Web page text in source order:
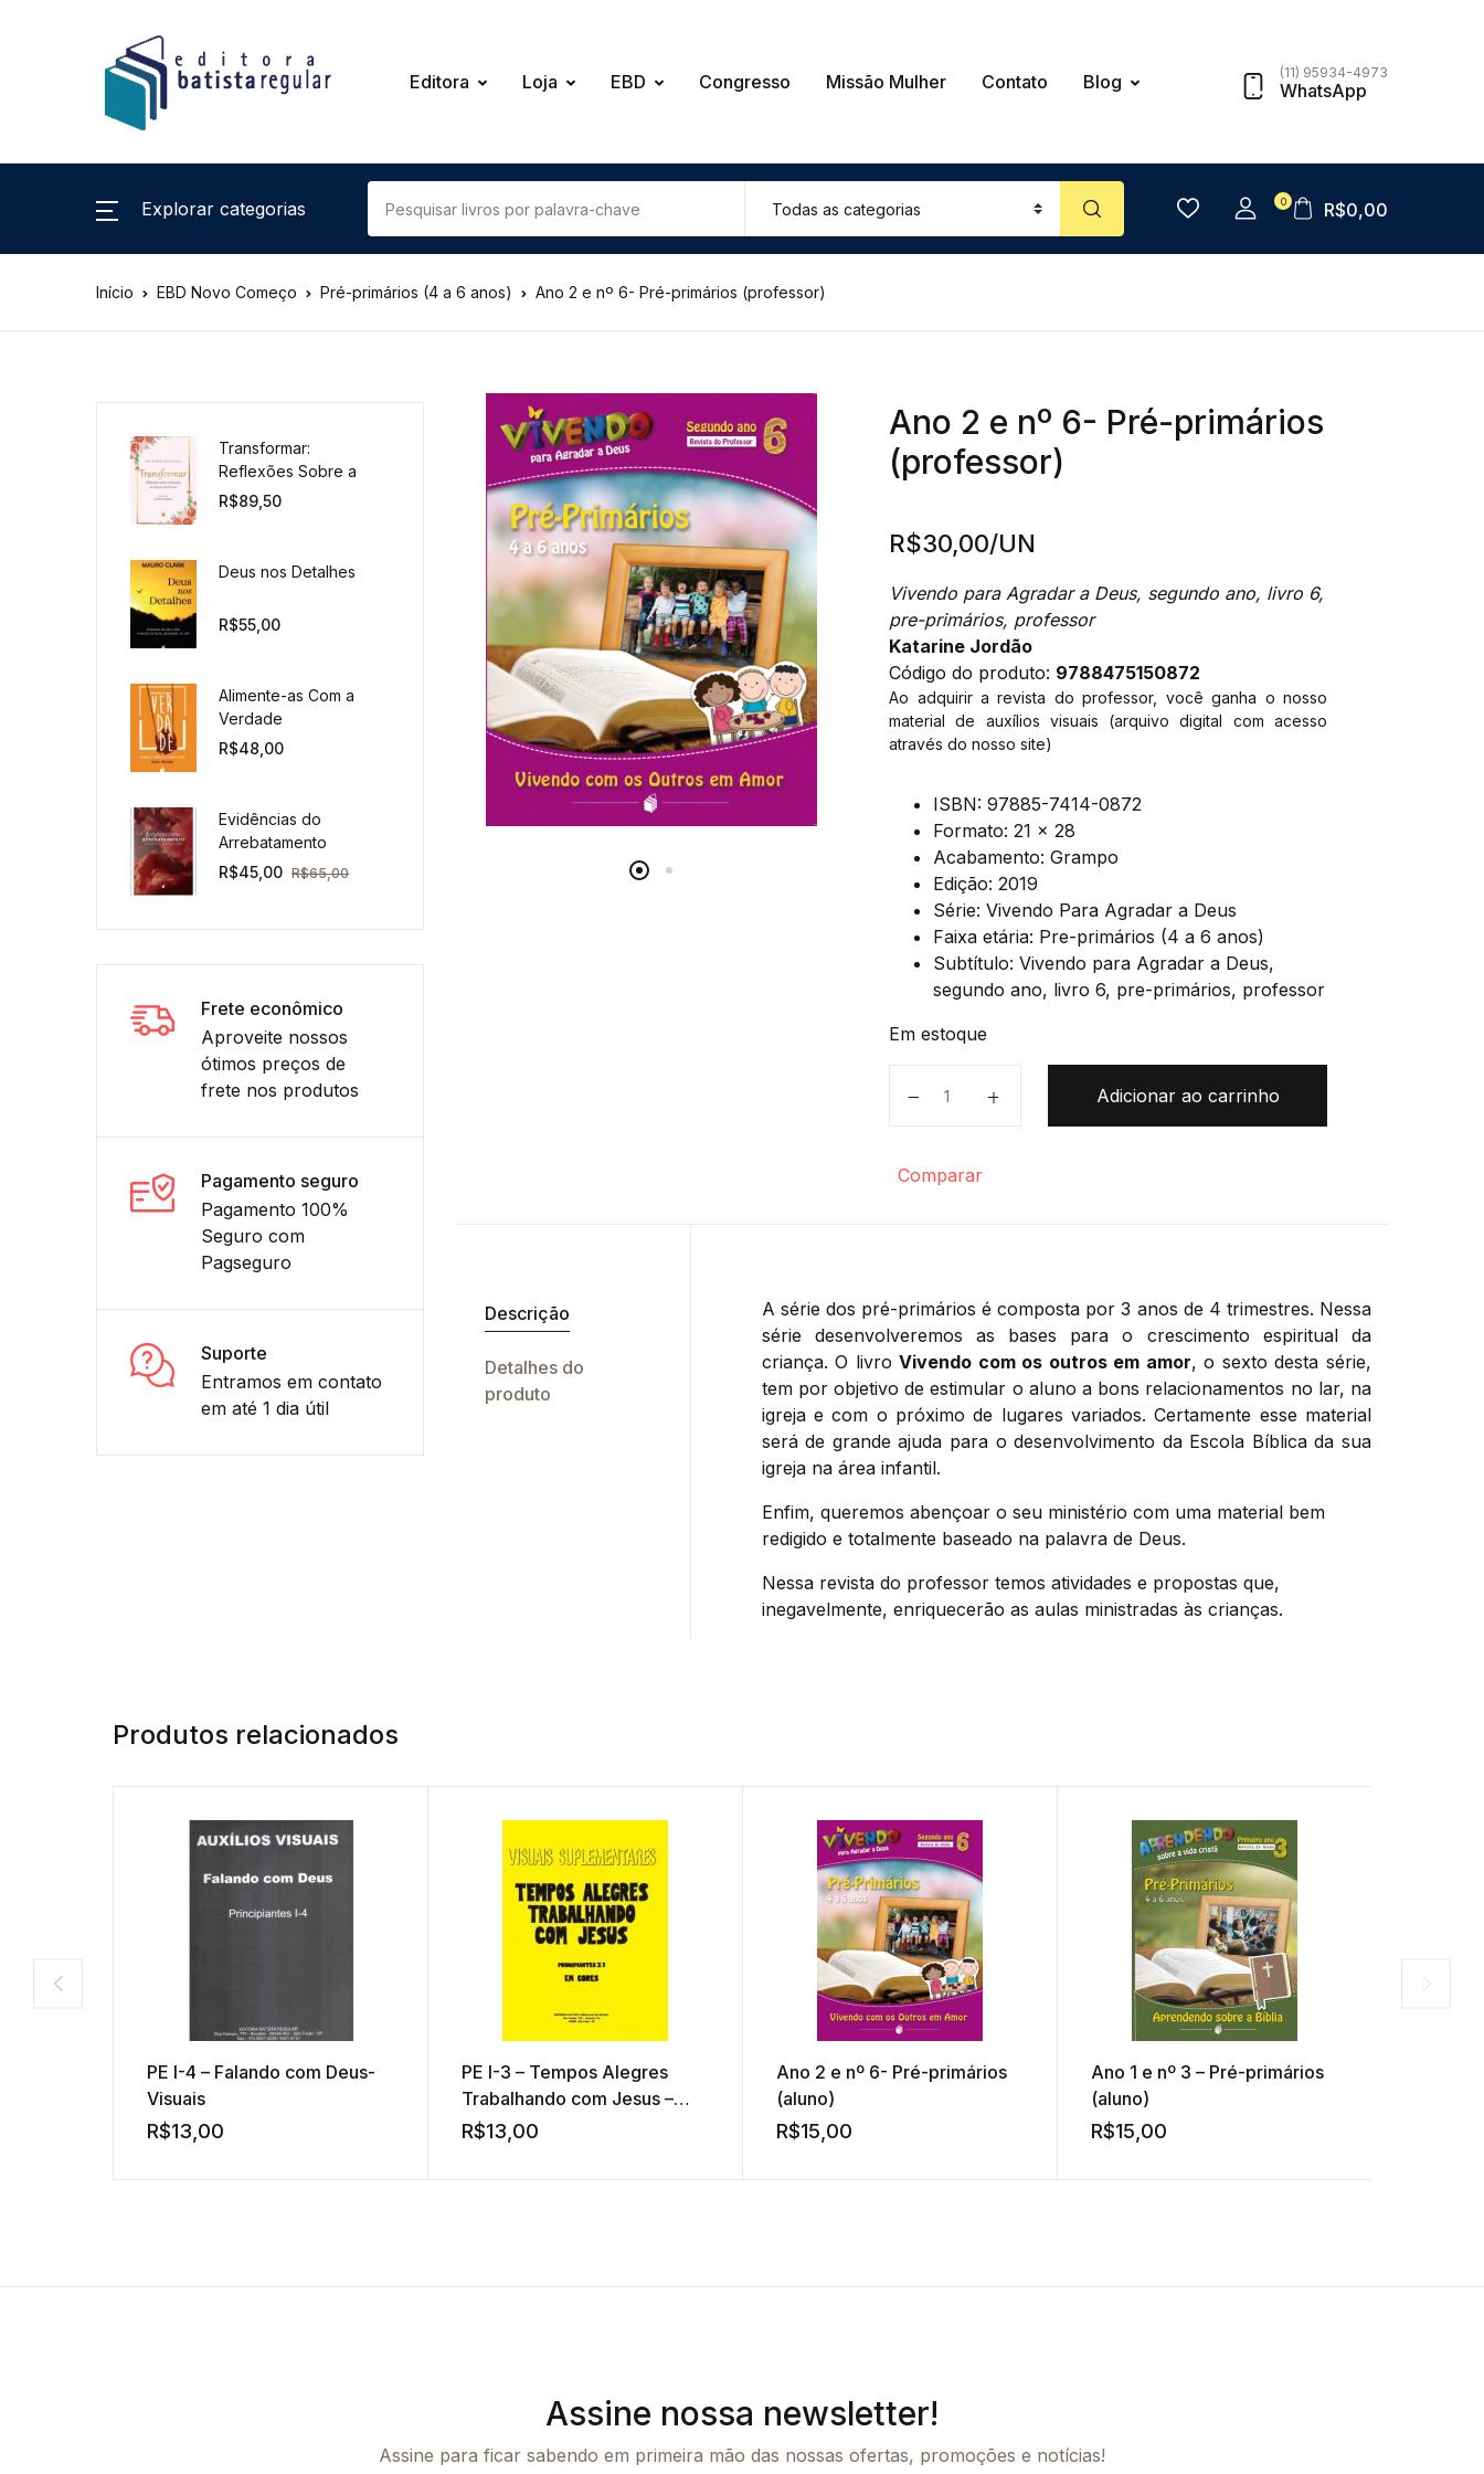
Editora Loja EBD Congresso Missão Mulher Contato Blog (11) 95934-4973
WhatsApp
Explorar categorias 0 R$0,00
Início EBD Novo Começo Pré-primários (4 a 6 anos) Ano 2 e nº 6- Pré-primários (professor)
Ano 2 e nº 6- Pré-primários
(professor)
R$30,00/UN
Vivendo para Agradar a Deus, segundo ano, livro 6,
pre-primários, professor
Katarine Jordão
Código do produto: 9788475150872
Ao adquirir a revista do professor, você ganha o nosso
material de auxílios visuais (arquivo digital com acesso
através do nosso site)
ISBN:97885-7414-0872
Formato:21 x 28
Acabamento:Grampo
Edição:2019
Série:Vivendo Para Agradar a Deus
Faixa etária: Pre-primários (4 a 6 anos)
Subtítulo:Vivendo para Agradar a Deus,
segundo ano, livro 6, pre-primários, professor
Em estoque
Adicionar ao carrinho
Comparar
Descrição
Detalhes do
produto
A série dos pré-primários é composta por 3 anos de 4 trimestres. Nessa
série desenvolveremos as bases para o crescimento espiritual da
criança. O livroVivendo com os outros em amor, o sexto desta série,
tem por objetivo de estimular o aluno a bons relacionamentos no lar, na
igreja e com o próximo de lugares variados. Certamente esse material
será de grande ajuda para o desenvolvimento da Escola Bíblica da sua
igreja na área infantil.
Enfim, queremos abençoar o seu ministério com uma material bem
redigido e totalmente baseado na palavra de Deus.
Nessa revista do professor temos atividades e propostas que,
inegavelmente, enriquecerão as aulas ministradas às crianças.
Transformar:
Reflexões Sobre a
Jornada da Esposa do
R$89,50
Deus nos Detalhes
R$55,00
Alimente-as Com a
Verdade
R$48,00
Evidências do
Arrebatamento
R$45,00 R$65,00
Frete econômico
Aproveite nossos
ótimos preços de
frete nos produtos
Pagamento seguro
Pagamento 100%
Seguro com
Pagseguro
Suporte
Entramos em contato
em até 1 dia útil
Produtos relacionados
PE I-4 – Falando com Deus-
Visuais
R$13,00
PE I-3 – Tempos Alegres
Trabalhando com Jesus –
Visuais
R$13,00
Ano 2 e nº 6- Pré-primários
(aluno)
R$15,00
Ano 1 e nº 3 – Pré-primários
(aluno)
R$15,00
Assine nossa newsletter!
Assine para ficar sabendo em primeira mão das nossas ofertas, promoções e notícias!